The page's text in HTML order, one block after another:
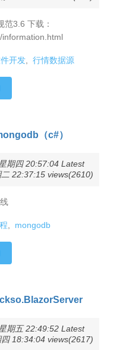
范3.6 下载：
information.html
开发, 行情数据源
（c#）
期四 20:57:04 Latest
22:37:15 views(2610)
mongodb
期五 22:49:52 Latest
18:34:04 views(2617)